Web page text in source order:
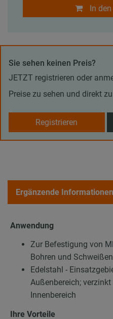
In
Sie sehen keinen Preis?
JETZT registrieren oder
Preise zu sehen und direkt
Registrieren
Ergänzende Informationen
Anwendung
Zur Befestigung von
Bohren und
Edelstahl -
Außenbereich;
Innenbereich
Ihre Vorteile